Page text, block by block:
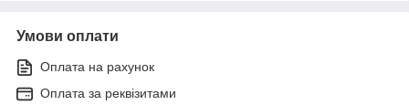
Умови оплати
Оплата на рахунок
Оплата за реквізитами